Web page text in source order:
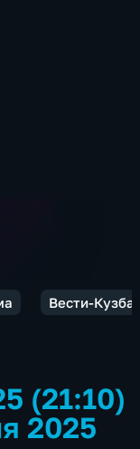
Вести-
(21:10)
2025